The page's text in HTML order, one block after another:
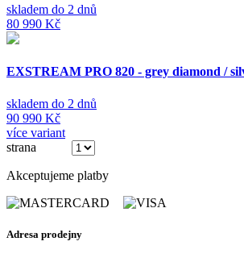
skladem do 2 dnů
80 990 Kč
EXSTREAM PRO 820 - grey diamond /
skladem do 2 dnů
90 990 Kč
více variant
strana
Akceptujeme platby
Adresa prodejny